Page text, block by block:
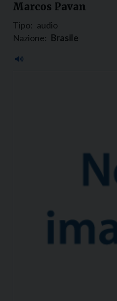
Marcos Pavan
Tipo: audio
Nazione: Brasile